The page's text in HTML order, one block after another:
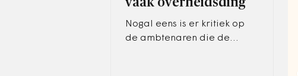
Nogal eens is er kritiek op
de ambtenaren die de